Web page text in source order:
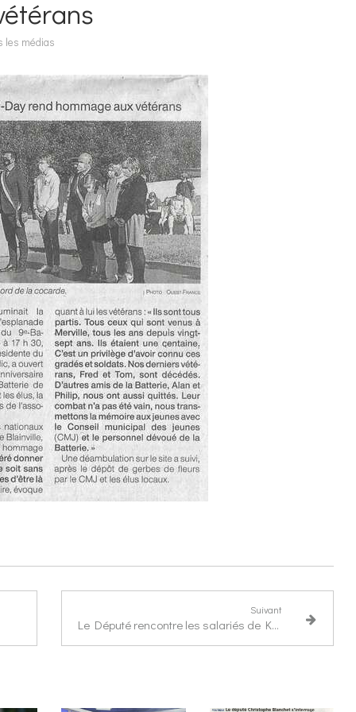
les médias
Suivant
Le Député rencontre les salariés de Kalhyge